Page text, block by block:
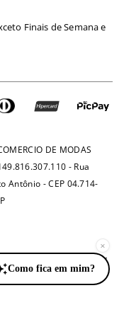
Finais de Semana e
DE MODAS
- Rua
Antônio - CEP 04.714-
×
Como fica em mim?